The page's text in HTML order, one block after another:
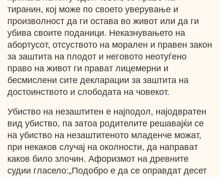
тиранин, кој може по своето уверување и
произволност да ги остава во живот или да ги
убива своите поданици. Неказнувањето на
абортусот, отсуството на морален и правен закон
за заштита на плодот и неговото неотуѓено
право на живот ги прават лицемерни и
бесмислени сите декларации за заштита на
достоинството и слободата на човекот.
Убиство на незаштитен е најподол, најодвратен
вид убиство, па затоа родителите решавајќи се
на убиство на незаштитеното младенче можат,
при некаков случај на околности, да направат
каков било злочин. Афоризмот на древните
судии гласело:„Подобро е да се оправдат десет